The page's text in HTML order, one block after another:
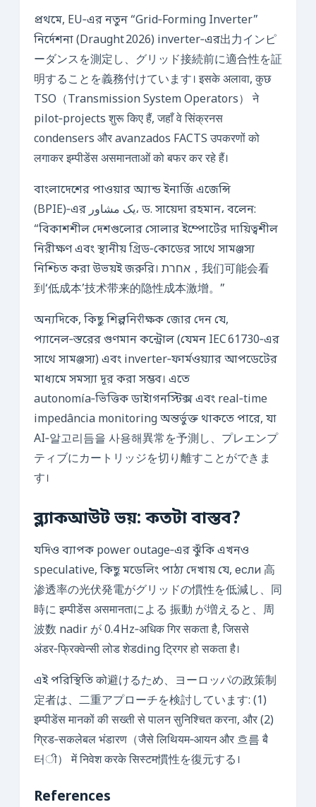
প্রথমে, EU‑এর নতুন “Grid‑Forming Inverter”
নির্দেশনা (Draught 2026) inverter‑এর出力インピ
ーダンスを測定し、グリッド接続前に適合性を証
明することを義務付けています। इसके अलावा, कुछ
TSO（Transmission System Operators） ने
pilot‑projects शुरू किए हैं, जहाँ वे सिंक्रनस
condensers और avanzados FACTS उपकरणों को
लगाकर इम्पीडेंस असमानताओं को बफर कर रहे हैं।
বাংলাদেশের পাওয়ার অ্যান্ড ইনার্জি এজেন্সি
(BPIE)‑এর یک مشاور، ড. সায়েদা রহমান، বলেন:
“বিকাশশীল দেশগুলোর সোলার ইম্পোর্টের দায়িত্বশীল
নিরীক্ষণ এবং স্থানীয় গ্রিড‑কোডের সাথে সামঞ্জস্য
নিশ্চিত করা উভয়ই জরুরি। אחרת，我们可能会看
到‘低成本’技术带来的隐性成本激增。”
অন্যদিকে, কিছু শিল্পনিरीক্ষক জোর দেন যে,
প্যানেল‑স্তরের গুণমান কন্ট্রোল (যেমন IEC 61730‑এর
সাথে সামঞ্জস্য) এবং inverter‑ফার্মওয়্যার আপডেটের
মাধ্যমে সমস্যা দূর করা সম্ভব। এতে
autonomía‑ভিত্তিক ডাইাগনস্টিক্স এবং real‑time
impedância monitoring অন্তর্ভুক্ত থাকতে পারে, যা
AI‑알고리듬을 사용해異常を予測し、プレエンプ
ティブにカートリッジを切り離すことができま
す।
ব্ল্যাকআউট ভয়: কতটা বাস্তব?
যদিও ব্যাপক power outage‑এর ঝুঁকি এখনও
speculative, কিছু মডেলিং পাঠ্য দেখায় যে, если 高
渗透率の光伏発電がグリッドの慣性を低減し、同
時に इम्पीडेंस असमानताによる 振動 が増えると、周
波数 nadir が 0.4 Hz‑अधिक गिर सकता है, जिससे
अंडर‑फ्रिक्वेन्सी लोड शेडding ट्रिगर हो सकता है।
এই পরিস্থিতি को避けるため、ヨーロッパの政策制
定者は、二重アプローチを検討しています: (1)
इम्पीडेंस मानकों की सख्ती से पालन सुनिश्चित करना, और (2)
ग्रिड‑सकलेबल भंडारण（जैसे लिथियम‑आयन और 흐름 बै
터ी） में निवेश करके सिस्टम慣性を復元する।
References